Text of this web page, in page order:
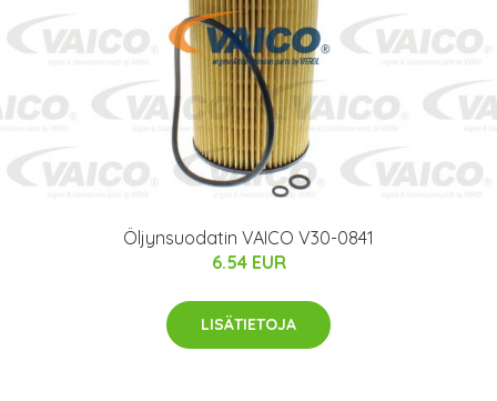
Öljynsuodatin VAICO V30-0841
6.54 EUR
LISÄTIETOJA